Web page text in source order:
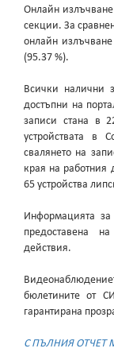
Онлайн
секции. За
онлайн
(95.37 %).
Всички налични
достъпни на
записи стана в
устройствата в
свалянето на
края на работния
65 устройства
Информацията за
предоставена
действия.
бюлетините от
гарантирана
С ПЪЛНИЯ ОТЧЕТ